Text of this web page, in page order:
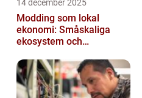
14 december 2025
Modding som lokal
ekonomi: Småskaliga
ekosystem och